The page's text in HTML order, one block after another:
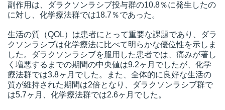
副作用は、ダラクソンラシブ投与群の10.8％に発生したの
に対し、化学療法群では18.7％であった。
生活の質（QOL）は患者にとって重要な課題であり、ダラ
クソンラシブは化学療法に比べて明らかな優位性を示しま
した。ダラクソンラシブを服用した患者では、痛みが著し
く増悪するまでの期間の中央値は9.2ヶ月でしたが、化学
療法群では3.8ヶ月でした。また、全体的に良好な生活の
質が維持された期間は2倍となり、ダラクソンラシブ群で
は5.7ヶ月、化学療法群では2.6ヶ月でした。